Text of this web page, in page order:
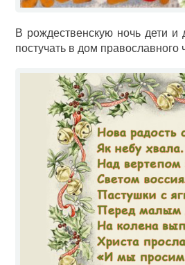
В рождественскую ночь дети и
постучать в дом православного